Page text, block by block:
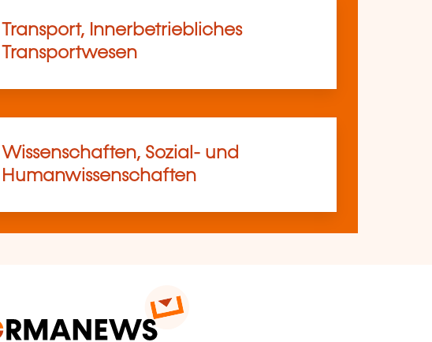
Transport, Innerbetriebliches
Transportwesen
Wissenschaften, Sozial- und
Humanwissenschaften